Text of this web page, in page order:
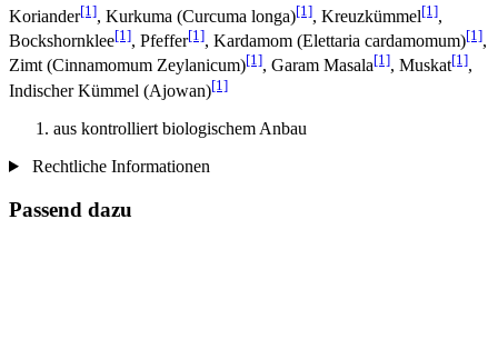
Koriander[1], Kurkuma (Curcuma longa)[1], Kreuzkümmel[1],
Bockshornklee[1], Pfeffer[1], Kardamom (Elettaria cardamomum)[1],
Zimt (Cinnamomum Zeylanicum)[1], Garam Masala[1], Muskat[1],
Indischer Kümmel (Ajowan)[1]
aus kontrolliert biologischem Anbau
Rechtliche Informationen
Passend dazu